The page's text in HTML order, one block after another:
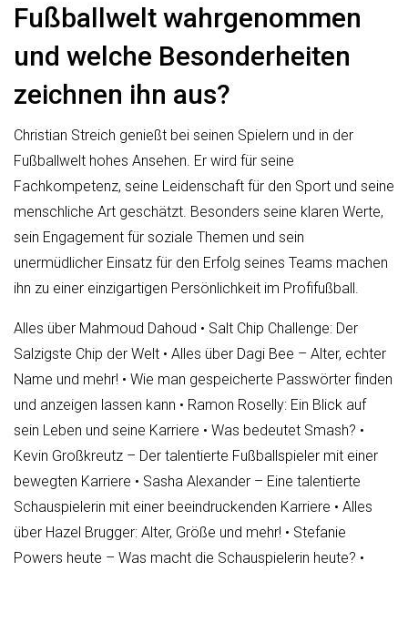
Fußballwelt wahrgenommen
und welche Besonderheiten
zeichnen ihn aus?
Christian Streich genießt bei seinen Spielern und in der
Fußballwelt hohes Ansehen. Er wird für seine
Fachkompetenz, seine Leidenschaft für den Sport und seine
menschliche Art geschätzt. Besonders seine klaren Werte,
sein Engagement für soziale Themen und sein
unermüdlicher Einsatz für den Erfolg seines Teams machen
ihn zu einer einzigartigen Persönlichkeit im Profifußball.
Alles über Mahmoud Dahoud • Salt Chip Challenge: Der
Salzigste Chip der Welt • Alles über Dagi Bee – Alter, echter
Name und mehr! • Wie man gespeicherte Passwörter finden
und anzeigen lassen kann • Ramon Roselly: Ein Blick auf
sein Leben und seine Karriere • Was bedeutet Smash? •
Kevin Großkreutz – Der talentierte Fußballspieler mit einer
bewegten Karriere • Sasha Alexander – Eine talentierte
Schauspielerin mit einer beeindruckenden Karriere • Alles
über Hazel Brugger: Alter, Größe und mehr! • Stefanie
Powers heute – Was macht die Schauspielerin heute? •